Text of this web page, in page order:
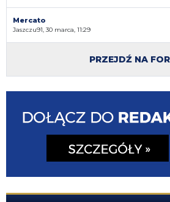
Mercato
Jaszczu91, 30 marca, 11:29
PRZEJDŹ NA